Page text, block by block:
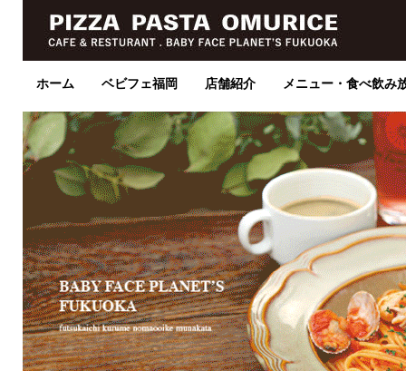
ホーム ベビフェ福岡 店舗紹介 メニュー・食べ飲み